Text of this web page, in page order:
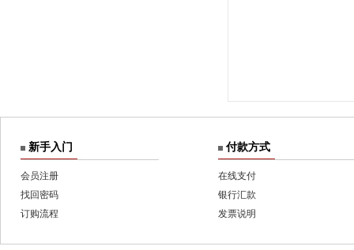
新手入门
会员注册
找回密码
订购流程
付款方式
在线支付
银行汇款
发票说明